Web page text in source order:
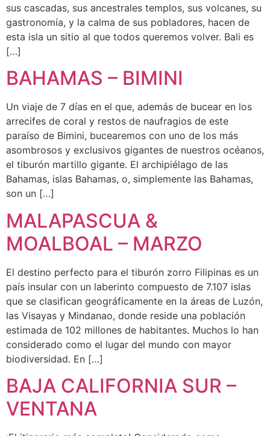
sus cascadas, sus ancestrales templos, sus volcanes, su
gastronomía, y la calma de sus pobladores, hacen de
esta isla un sitio al que todos queremos volver. Bali es
[…]
BAHAMAS – BIMINI
Un viaje de 7 días en el que, además de bucear en los
arrecifes de coral y restos de naufragios de este
paraíso de Bimini, bucearemos con uno de los más
asombrosos y exclusivos gigantes de nuestros océanos,
el tiburón martillo gigante. El archipiélago de las
Bahamas, islas Bahamas, o, simplemente las Bahamas,
son un […]
MALAPASCUA &
MOALBOAL – MARZO
El destino perfecto para el tiburón zorro Filipinas es un
país insular con un laberinto compuesto de 7.107 islas
que se clasifican geográficamente en la áreas de Luzón,
las Visayas y Mindanao, donde reside una población
estimada de 102 millones de habitantes. Muchos lo han
considerado como el lugar del mundo con mayor
biodiversidad. En […]
BAJA CALIFORNIA SUR –
VENTANA